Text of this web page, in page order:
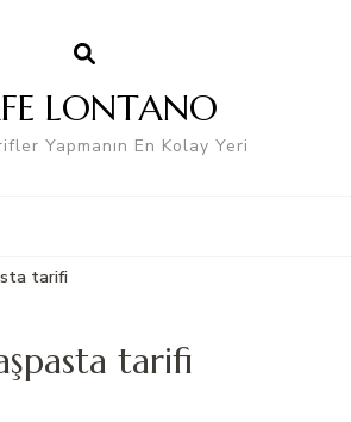
LONTANO
Yapmanın En Kolay Yeri
tarifi
tarifi